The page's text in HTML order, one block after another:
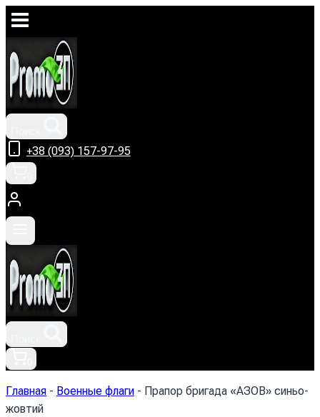
Перейти
содержимому
+38 (093) 157-97-95
Главная - Военные флаги - Прапор бригада «АЗОВ» синьо-
жовтий